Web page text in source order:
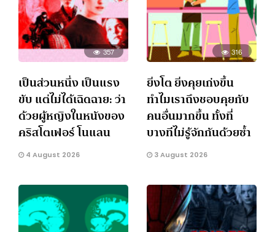
357
เป็นส่วนหนึ่ง เป็นแรง
ขับ แต่ไม่ได้เฉิดฉาย: ว่า
ด้วยผู้หญิงในหนังของ
คริสโตเฟอร์ โนแลน
4 August 2026
316
ยิ่งโต ยิ่งคุยเก่งขึ้น
ทำไมเราถึงชอบคุยกับ
คนอื่นมากขึ้น ทั้งที่
บางทีไม่รู้จักกันด้วยซ้ำ
3 August 2026